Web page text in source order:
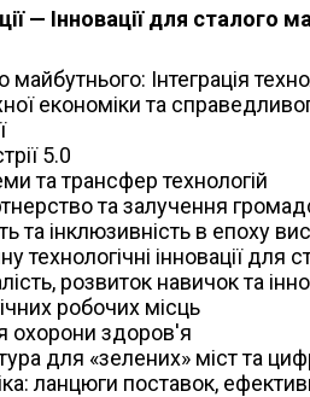
— Інновації для сталого
майбутнього: Інтеграція
економіки та
5.0
та трансфер технологій
та залучення
та інклюзивність в епоху
технологічні інновації для
розвиток навичок та
робочих місць
охорони здоров'я
для «зелених» міст та
ланцюги поставок,